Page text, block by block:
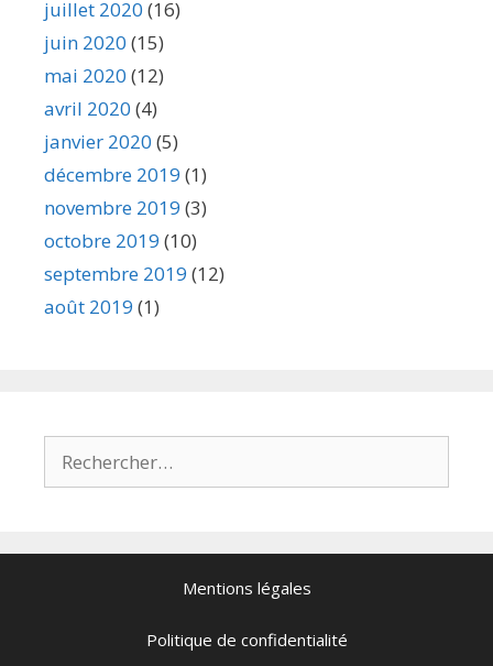
juillet 2020 (16)
juin 2020 (15)
mai 2020 (12)
avril 2020 (4)
janvier 2020 (5)
décembre 2019 (1)
novembre 2019 (3)
octobre 2019 (10)
septembre 2019 (12)
août 2019 (1)
Mentions légales
Politique de confidentialité